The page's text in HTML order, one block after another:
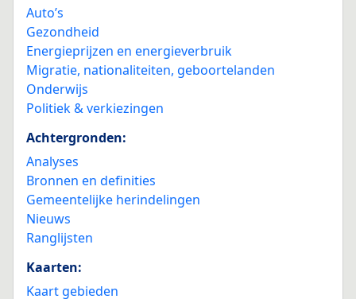
Auto’s
Gezondheid
Energieprijzen en energieverbruik
Migratie, nationaliteiten, geboortelanden
Onderwijs
Politiek & verkiezingen
Achtergronden:
Analyses
Bronnen en definities
Gemeentelijke herindelingen
Nieuws
Ranglijsten
Kaarten:
Kaart gebieden